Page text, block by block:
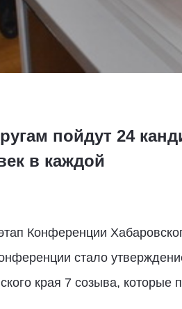
пойдут 24
в каждой
Конференции
стало
края 7 созыва, которые